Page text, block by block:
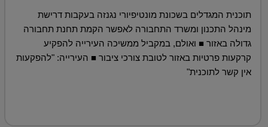
תוכנית המגדלים בשכונת מונטיפיורי נגנזה בעקבות דרישת
מינהל התכנון ומשרד התחבורה לאפשר הקמת תחנת תחבורה
גדולה באזור ■ ואולם, במקביל ממשיכה העירייה להפקיע
קרקעות פרטיות באזור לטובת צורכי ציבור ■ העירייה: "להפקעות
אין קשר לתוכנית"